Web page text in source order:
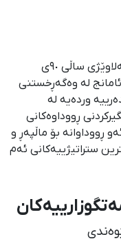
ئاژانسی هەواڵدەریی کوردستان، لە ١ی گەلاوێژی ساڵی ٩٠ی
لە وەگەڕخستنی
وردەیە لە
ڕووداوەكانی
ڕووداوانە بۆ ماڵپەڕ و
ستراتیژییەكانی ئەم